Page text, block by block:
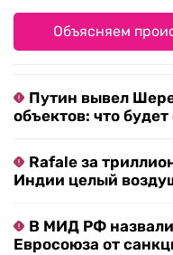
Объясняем
Путин вывел
объектов: что
Rafale за
Индии целый
В МИД РФ
Евросоюза от